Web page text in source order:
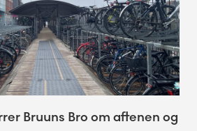
Bruuns Bro om aftenen og